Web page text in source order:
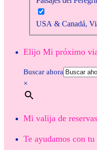
USA & Canadá,
Elijo Mi próximo
Buscar ahora
×
Mi valija de reservas
Te ayudamos con tu